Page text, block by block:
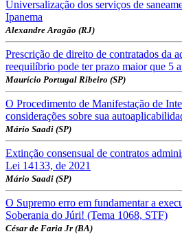
Universalização dos serviços de
Ipanema
Alexandre Aragão (RJ)
Prescrição de direito de contratados da
reequilíbrio pode ter prazo maior que 5
Maurício Portugal Ribeiro (SP)
O Procedimento de Manifestação de
considerações sobre sua
Mário Saadi (SP)
Extinção consensual de contratos
Lei 14133, de 2021
Mário Saadi (SP)
O Supremo erro em fundamentar a
Soberania do Júri! (Tema 1068, STF)
César de Faria Jr (BA)